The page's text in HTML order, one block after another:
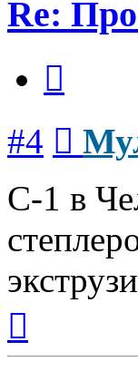
Re:
#4
С-1 в
началу